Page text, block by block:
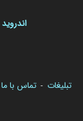
اندروید
تبلیغات - تماس با ما